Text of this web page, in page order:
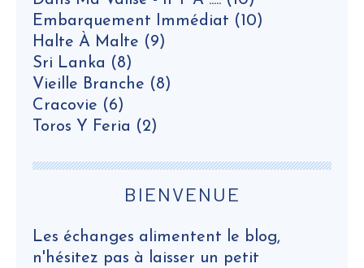
Embarquement Immédiat (10)
Halte À Malte (9)
Sri Lanka (8)
Vieille Branche (8)
Cracovie (6)
Toros Y Feria (2)
BIENVENUE
Les échanges alimentent le blog,
n'hésitez pas à laisser un petit